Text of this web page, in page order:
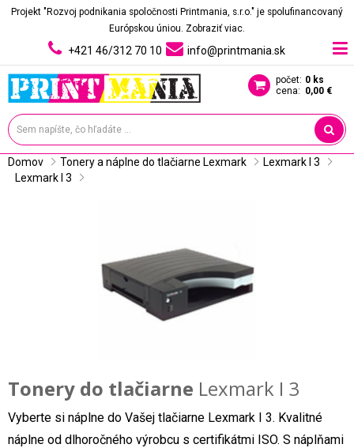
Projekt "Rozvoj podnikania spoločnosti Printmania, s.r.o." je spolufinancovaný
Európskou úniou. Zobraziť viac.
+421 46/312 70 10 info@printmania.sk
počet: 0 ks
cena: 0,00 €
Domov Tonery a náplne do tlačiarne Lexmark
Lexmark I 3
Lexmark I 3
Tonery do tlačiarne Lexmark I 3
Vyberte si náplne do Vašej tlačiarne Lexmark I 3. Kvalitné
náplne od dlhoročného výrobcu s certifikátmi ISO. S náplňami